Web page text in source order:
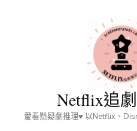
Netflix追
愛看懸疑劇推理♥ 以Netflix、